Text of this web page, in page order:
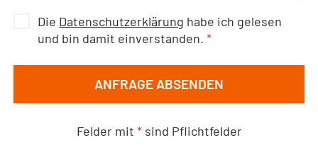
Die Datenschutzerklärung habe ich gelesen
und bin damit einverstanden.*
ANFRAGE ABSENDEN
Felder mit *sind Pflichtfelder